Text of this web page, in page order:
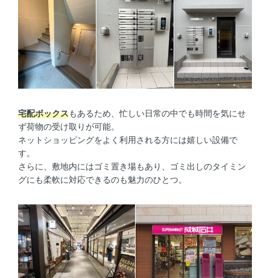
宅配ボックスもあるため、忙しい日常の中でも時間を気にせ
ず荷物の受け取りが可能。
ネットショッピングをよく利用される方には嬉しい設備で
す。
さらに、敷地内にはゴミ置き場もあり、ゴミ出しのタイミン
グにも柔軟に対応できるのも魅力のひとつ。